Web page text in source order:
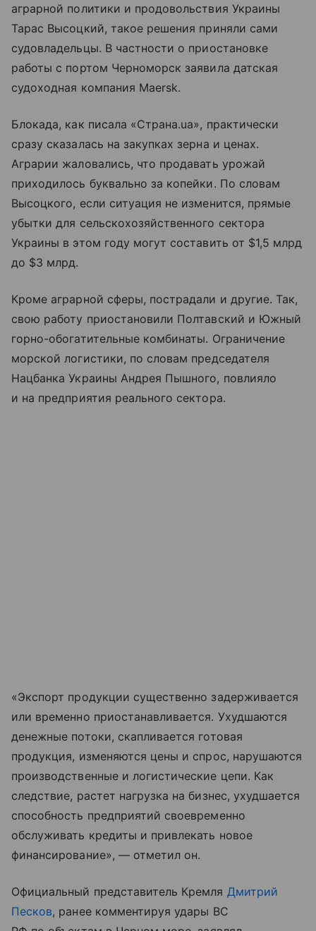
аграрной политики и продовольствия Украины
Тарас Высоцкий, такое решения приняли сами
судовладельцы. В частности о приостановке
работы с портом Черноморск заявила датская
судоходная компания Maersk.
Блокада, как писала «Страна.ua», практически
сразу сказалась на закупках зерна и ценах.
Аграрии жаловались, что продавать урожай
приходилось буквально за копейки. По словам
Высоцкого, если ситуация не изменится, прямые
убытки для сельскохозяйственного сектора
Украины в этом году могут составить от $1,5 млрд
до $3 млрд.
Кроме аграрной сферы, пострадали и другие. Так,
свою работу приостановили Полтавский и Южный
горно-обогатительные комбинаты. Ограничение
морской логистики, по словам председателя
Нацбанка Украины Андрея Пышного, повлияло
и на предприятия реального сектора.
«Экспорт продукции существенно задерживается
или временно приостанавливается. Ухудшаются
денежные потоки, скапливается готовая
продукция, изменяются цены и спрос, нарушаются
производственные и логистические цепи. Как
следствие, растет нагрузка на бизнес, ухудшается
способность предприятий своевременно
обслуживать кредиты и привлекать новое
финансирование», — отметил он.
Официальный представитель Кремля Дмитрий
Песков, ранее комментируя удары ВС